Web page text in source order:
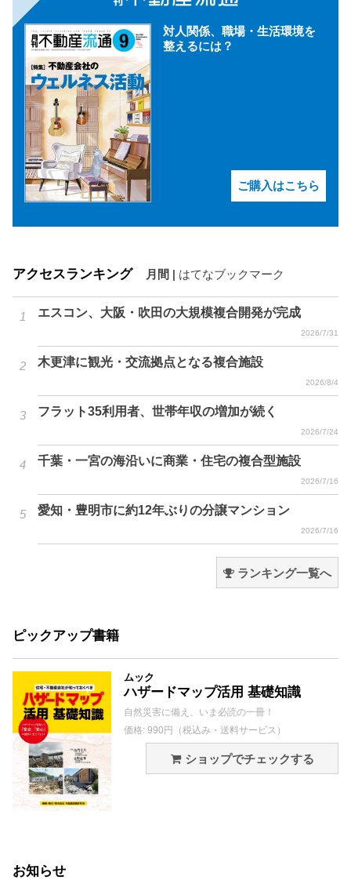
対人関係、職場・生活環境を
整えるには？
ご購入はこちら
アクセスランキング 月間 はてなブックマーク
エスコン、大阪・吹田の大規模複合開発が完成
2026/7/31
木更津に観光・交流拠点となる複合施設
2026/8/4
フラット35利用者、世帯年収の増加が続く
2026/7/24
千葉・一宮の海沿いに商業・住宅の複合型施設
2026/7/16
愛知・豊明市に約12年ぶりの分譲マンション
2026/7/16
ランキング一覧へ
ピックアップ書籍
ムック
ハザードマップ活用 基礎知識
自然災害に備え、いま必読の一冊！
価格: 990円（税込み・送料サービス）
ショップでチェックする
お知らせ